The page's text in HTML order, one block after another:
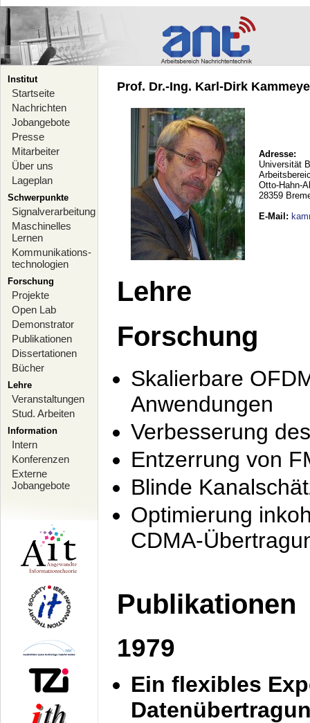
Institut
Startseite
Nachrichten
Jobangebote
Presse
Mitarbeiter
Über uns
Lageplan
Schwerpunkte
Signalverarbeitung
Maschinelles
Lernen
Kommunikations-
technologien
Forschung
Projekte
Open Lab
Demonstrator
Publikationen
Dissertationen
Bücher
Lehre
Veranstaltungen
Stud. Arbeiten
Information
Intern
Konferenzen
Externe
Jobangebote
Prof. Dr.-Ing. Karl-Dirk
Adresse:
Universität
Otto-Hahn-
28359
E-Mail :
Lehre
Forschung
Skalierbare
Anwendungen
Verbesserung
Entzerrung von
Blinde
Optimierung
CDMA-
Publikationen
1979
Ein flexibles